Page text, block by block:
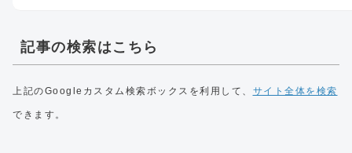
記事の検索はこちら
上記のGoogleカスタム検索ボックスを利用して、 サイト全体を検索
できます。